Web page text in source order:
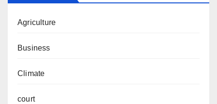
Agriculture
Business
Climate
court